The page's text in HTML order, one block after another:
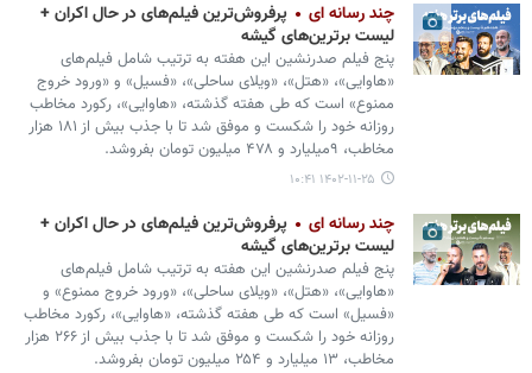
چند رسانه ای
پرفروش‌ترین فیلم‌های در حال اکران +
لیست برترین‌های گیشه
پنج فیلم صدرنشین این هفته به ترتیب شامل فیلم‌های
«هاوایی»، «هتل»، «ویلای ساحلی»، «فسیل» و «ورود خروج
ممنوع» است که طی هفته گذشته، «هاوایی»، رکورد مخاطب
روزانه خود را شکست و موفق شد تا با جذب بیش از ۱۸۱ هزار
مخاطب، ۹میلیارد و ۴۷۸ میلیون تومان بفروشد.
۱۴۰۲-۱۱-۲۵ ۱۰:۴۱
چند رسانه ای
پرفروش‌ترین فیلم‌های در حال اکران +
لیست برترین‌های گیشه
پنج فیلم صدرنشین این هفته به ترتیب شامل فیلم‌های
«هاوایی»، «هتل»، «ویلای ساحلی»، «ورود خروج ممنوع» و
«فسیل» است که طی هفته گذشته، «هاوایی»، رکورد مخاطب
روزانه خود را شکست و موفق شد تا با جذب بیش از ۲۶۶ هزار
مخاطب، ۱۳ میلیارد و ۲۵۴ میلیون تومان بفروشد.